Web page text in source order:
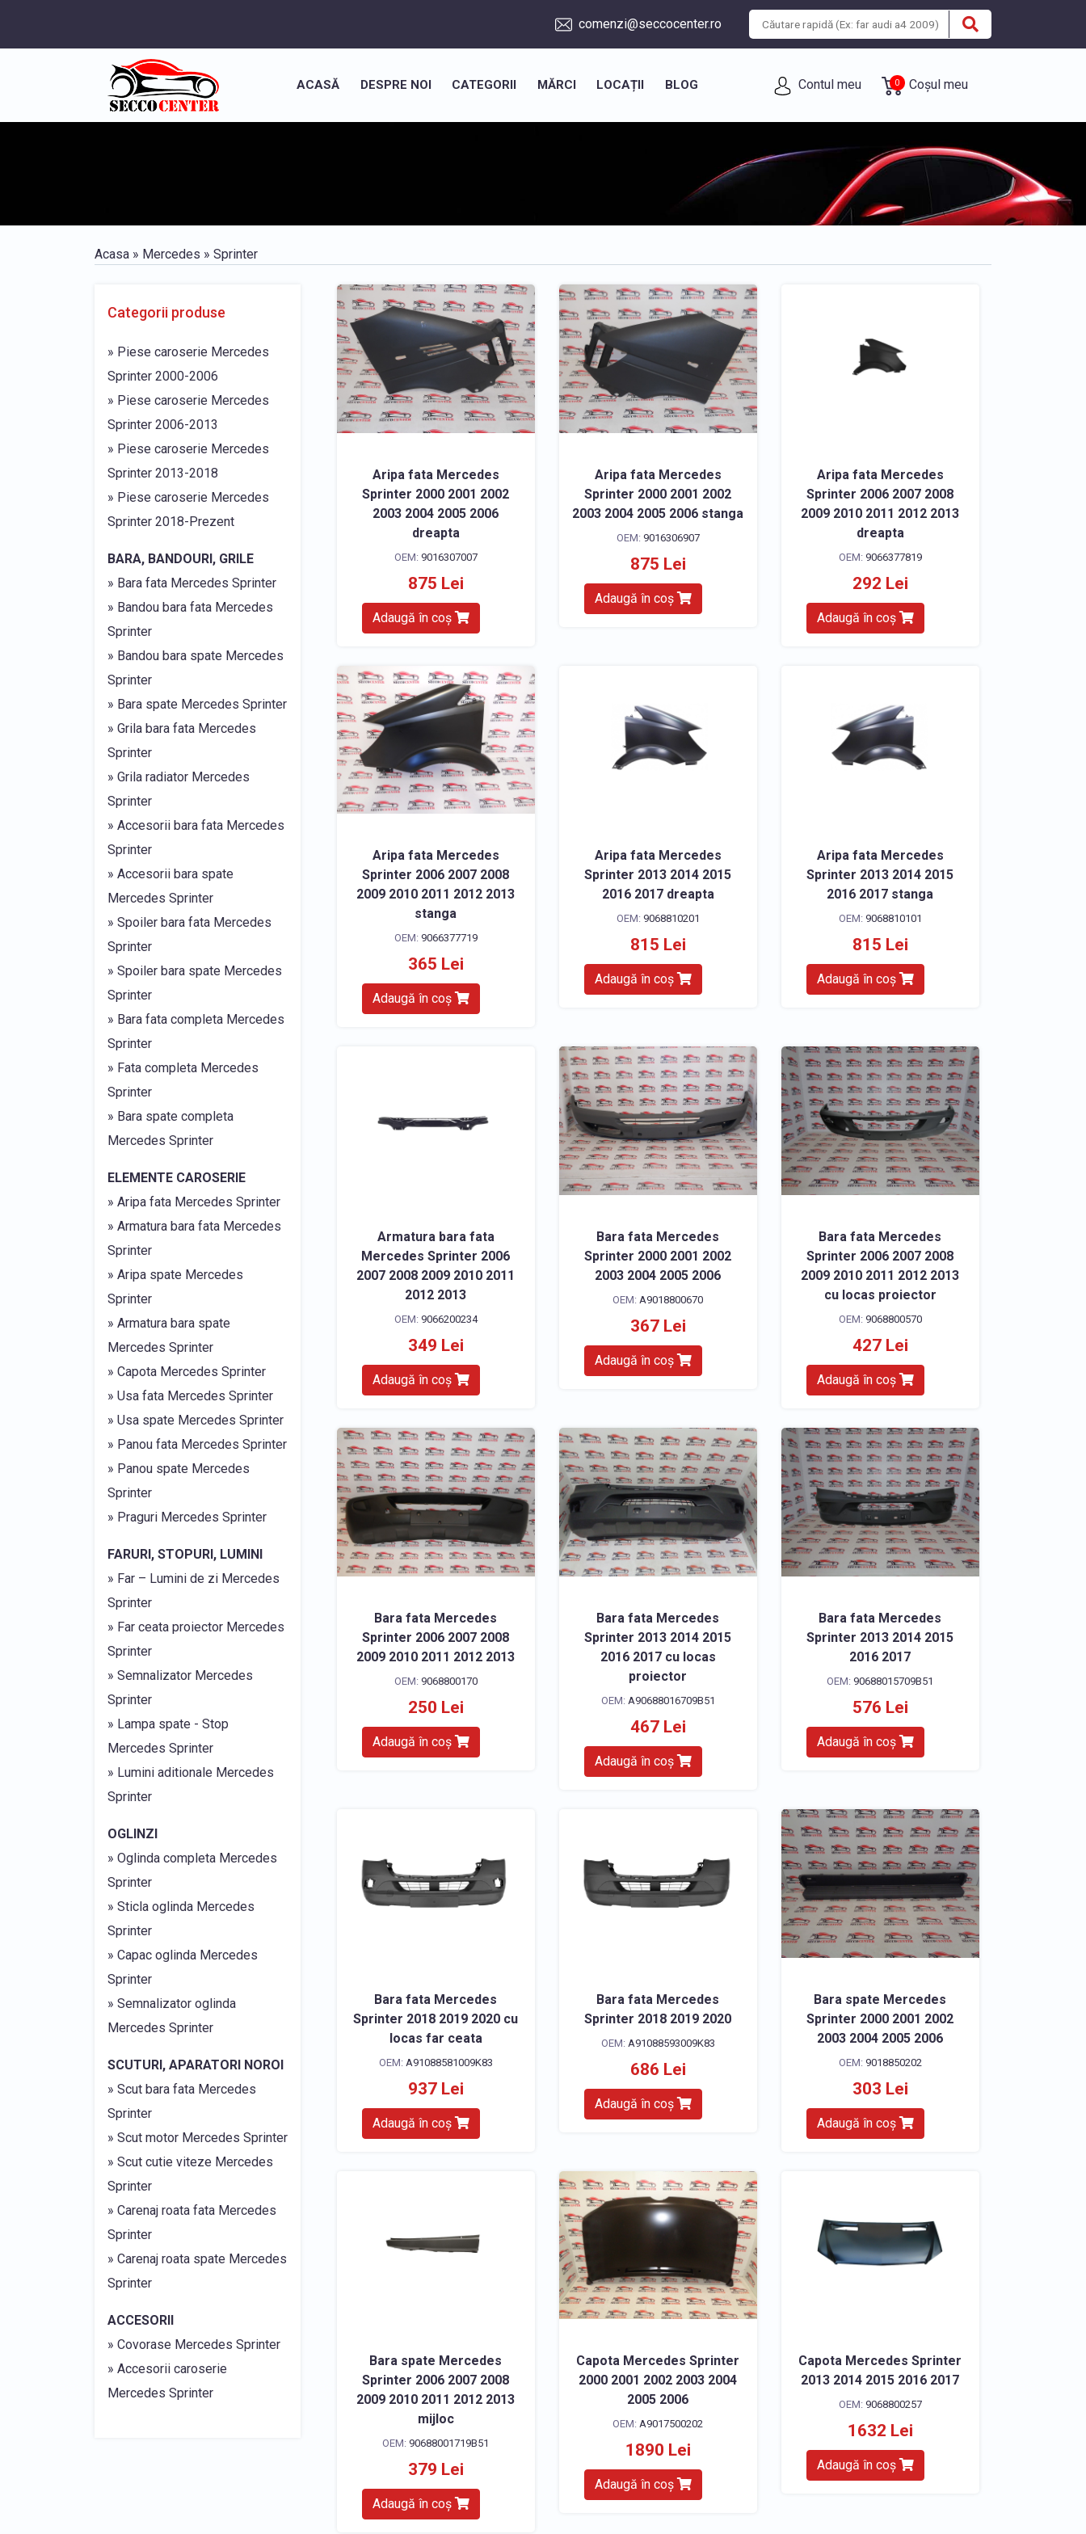
comenzi@seccocenter.ro
ACASĂ DESPRE NOI CATEGORII MĂRCI LOCAȚII BLOG Contul meu 0 Coșul meu
Acasa » Mercedes » Sprinter
Categorii produse
» Piese caroserie Mercedes
Sprinter 2000-2006
» Piese caroserie Mercedes
Sprinter 2006-2013
» Piese caroserie Mercedes
Sprinter 2013-2018
» Piese caroserie Mercedes
Sprinter 2018-Prezent
BARA, BANDOURI, GRILE
» Bara fata Mercedes Sprinter
» Bandou bara fata Mercedes
Sprinter
» Bandou bara spate Mercedes
Sprinter
» Bara spate Mercedes Sprinter
» Grila bara fata Mercedes
Sprinter
» Grila radiator Mercedes
Sprinter
» Accesorii bara fata Mercedes
Sprinter
» Accesorii bara spate
Mercedes Sprinter
» Spoiler bara fata Mercedes
Sprinter
» Spoiler bara spate Mercedes
Sprinter
» Bara fata completa Mercedes
Sprinter
» Fata completa Mercedes
Sprinter
» Bara spate completa
Mercedes Sprinter
ELEMENTE CAROSERIE
» Aripa fata Mercedes Sprinter
» Armatura bara fata Mercedes
Sprinter
» Aripa spate Mercedes
Sprinter
» Armatura bara spate
Mercedes Sprinter
» Capota Mercedes Sprinter
» Usa fata Mercedes Sprinter
» Usa spate Mercedes Sprinter
» Panou fata Mercedes Sprinter
» Panou spate Mercedes
Sprinter
» Praguri Mercedes Sprinter
FARURI, STOPURI, LUMINI
» Far – Lumini de zi Mercedes
Sprinter
» Far ceata proiector Mercedes
Sprinter
» Semnalizator Mercedes
Sprinter
» Lampa spate - Stop
Mercedes Sprinter
» Lumini aditionale Mercedes
Sprinter
OGLINZI
» Oglinda completa Mercedes
Sprinter
» Sticla oglinda Mercedes
Sprinter
» Capac oglinda Mercedes
Sprinter
» Semnalizator oglinda
Mercedes Sprinter
SCUTURI, APARATORI NOROI
» Scut bara fata Mercedes
Sprinter
» Scut motor Mercedes Sprinter
» Scut cutie viteze Mercedes
Sprinter
» Carenaj roata fata Mercedes
Sprinter
» Carenaj roata spate Mercedes
Sprinter
ACCESORII
» Covorase Mercedes Sprinter
» Accesorii caroserie
Mercedes Sprinter
Aripa fata Mercedes
Sprinter 2000 2001 2002
2003 2004 2005 2006
dreapta
OEM: 9016307007
875 Lei
Adaugă în coș
Aripa fata Mercedes
Sprinter 2000 2001 2002
2003 2004 2005 2006 stanga
OEM: 9016306907
875 Lei
Adaugă în coș
Aripa fata Mercedes
Sprinter 2006 2007 2008
2009 2010 2011 2012 2013
dreapta
OEM: 9066377819
292 Lei
Adaugă în coș
Aripa fata Mercedes
Sprinter 2006 2007 2008
2009 2010 2011 2012 2013
stanga
OEM: 9066377719
365 Lei
Adaugă în coș
Aripa fata Mercedes
Sprinter 2013 2014 2015
2016 2017 dreapta
OEM: 9068810201
815 Lei
Adaugă în coș
Aripa fata Mercedes
Sprinter 2013 2014 2015
2016 2017 stanga
OEM: 9068810101
815 Lei
Adaugă în coș
Armatura bara fata
Mercedes Sprinter 2006
2007 2008 2009 2010 2011
2012 2013
OEM: 9066200234
349 Lei
Adaugă în coș
Bara fata Mercedes
Sprinter 2000 2001 2002
2003 2004 2005 2006
OEM:A9018800670
367 Lei
Adaugă în coș
Bara fata Mercedes
Sprinter 2006 2007 2008
2009 2010 2011 2012 2013
cu locas proiector
OEM: 9068800570
427 Lei
Adaugă în coș
Bara fata Mercedes
Sprinter 2006 2007 2008
2009 2010 2011 2012 2013
OEM: 9068800170
250 Lei
Adaugă în coș
Bara fata Mercedes
Sprinter 2013 2014 2015
2016 2017 cu locas
proiector
OEM: A90688016709B51
467 Lei
Adaugă în coș
Bara fata Mercedes
Sprinter 2013 2014 2015
2016 2017
OEM: 90688015709B51
576 Lei
Adaugă în coș
Bara fata Mercedes
Sprinter 2018 2019 2020 cu
locas far ceata
OEM: A91088581009K83
937 Lei
Adaugă în coș
Bara fata Mercedes
Sprinter 2018 2019 2020
OEM: A91088593009K83
686 Lei
Adaugă în coș
Bara spate Mercedes
Sprinter 2000 2001 2002
2003 2004 2005 2006
OEM: 9018850202
303 Lei
Adaugă în coș
Bara spate Mercedes
Sprinter 2006 2007 2008
2009 2010 2011 2012 2013
mijloc
OEM: 90688001719B51
379 Lei
Adaugă în coș
Capota Mercedes Sprinter
2000 2001 2002 2003 2004
2005 2006
OEM:A9017500202
1890 Lei
Adaugă în coș
Capota Mercedes Sprinter
2013 2014 2015 2016 2017
OEM: 9068800257
1632 Lei
Adaugă în coș